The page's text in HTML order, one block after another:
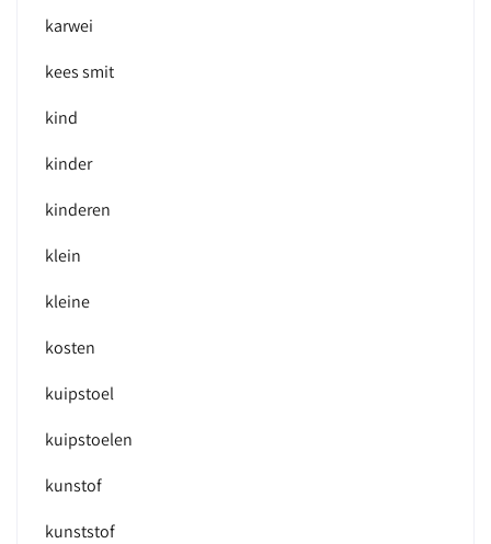
karwei
kees smit
kind
kinder
kinderen
klein
kleine
kosten
kuipstoel
kuipstoelen
kunstof
kunststof